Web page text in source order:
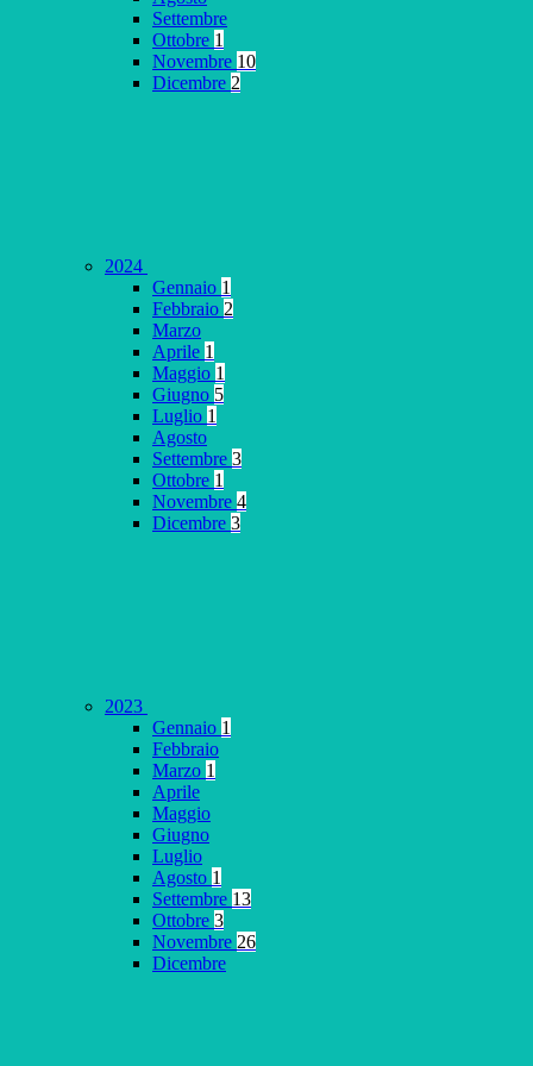
Settembre
Ottobre 1
Novembre 10
Dicembre 2
2024
Gennaio 1
Febbraio 2
Marzo
Aprile 1
Maggio 1
Giugno 5
Luglio 1
Agosto
Settembre 3
Ottobre 1
Novembre 4
Dicembre 3
2023
Gennaio 1
Febbraio
Marzo 1
Aprile
Maggio
Giugno
Luglio
Agosto 1
Settembre 13
Ottobre 3
Novembre 26
Dicembre